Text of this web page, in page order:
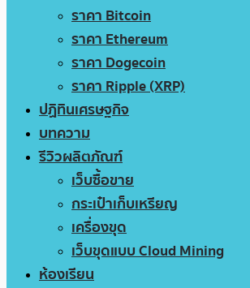
ราคา Bitcoin
ราคา Ethereum
ราคา Dogecoin
ราคา Ripple (XRP)
ปฏิทินเศรษฐกิจ
บทความ
รีวิวผลิตภัณฑ์
เว็บซื้อขาย
กระเป๋าเก็บเหรียญ
เครื่องขุด
เว็บขุดแบบ Cloud Mining
ห้องเรียน